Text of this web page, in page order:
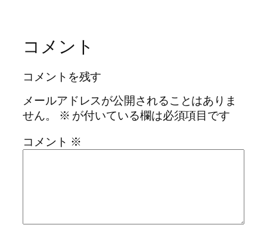
コメント
コメントを残す
メールアドレスが公開されることはありま
せん。
※ が付いている欄は必須項目です
コメント ※